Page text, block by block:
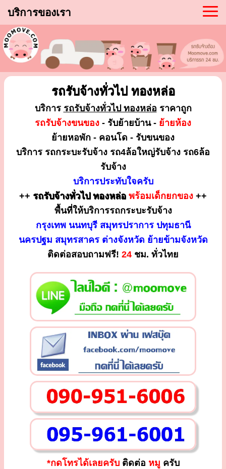
บริการของเรา
รถรับจ้างทั่วไป ทองหล่อ
บริการ รถรับจ้างทั่วไป ทองหล่อ ราคาถูก
รถรับจ้างขนของ - รับย้ายบ้าน - ย้ายห้อง
ย้ายหอพัก - คอนโด - รับขนของ
บริการ รถกระบะรับจ้าง รถ4ล้อใหญ่รับจ้าง รถ6ล้อ
รับจ้าง
บริการประทับใจครับ
++ รถรับจ้างทั่วไป ทองหล่อ พร้อมเด็กยกของ ++
พื้นที่ให้บริการรถกระบะรับจ้าง
กรุงเทพ นนทบุรี สมุทรปราการ ปทุมธานี
นครปฐม สมุทรสาคร ต่างจังหวัด ย้ายข้ามจังหวัด
ติดต่อสอบถามฟรี! 24 ชม. ทั่วไทย
*กดโทรได้เลยครับติดต่อ หมู ครับ